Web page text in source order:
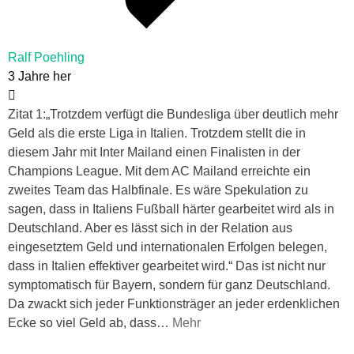
Ralf Poehling
3 Jahre her
Zitat 1:„Trotzdem verfügt die Bundesliga über deutlich mehr
Geld als die erste Liga in Italien. Trotzdem stellt die in
diesem Jahr mit Inter Mailand einen Finalisten in der
Champions League. Mit dem AC Mailand erreichte ein
zweites Team das Halbfinale. Es wäre Spekulation zu
sagen, dass in Italiens Fußball härter gearbeitet wird als in
Deutschland. Aber es lässt sich in der Relation aus
eingesetztem Geld und internationalen Erfolgen belegen,
dass in Italien effektiver gearbeitet wird.“ Das ist nicht nur
symptomatisch für Bayern, sondern für ganz Deutschland.
Da zwackt sich jeder Funktionsträger an jeder erdenklichen
Ecke so viel Geld ab, dass… Mehr